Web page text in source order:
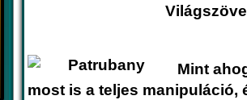
Mint
most is a teljes manipuláció,